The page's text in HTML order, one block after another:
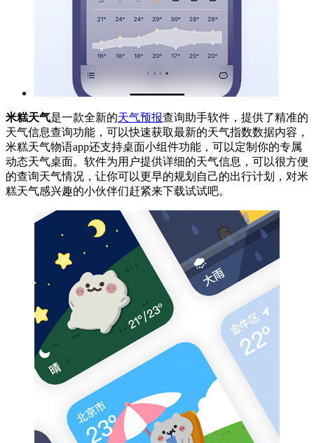
米糕天气是一款全新的天气预报查询助手软件，提供了精准的
天气信息查询功能，可以快速获取最新的天气指数数据内容，
米糕天气物语app还支持桌面小组件功能，可以定制你的专属
动态天气桌面。软件为用户提供详细的天气信息，可以很方便
的查询天气情况，让你可以更早的规划自己的出行计划，对米
糕天气感兴趣的小伙伴们赶紧来下载试试吧。